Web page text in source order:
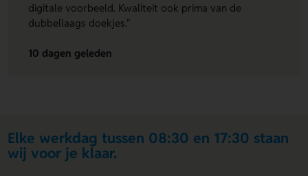
digitale voorbeeld. Kwaliteit ook prima van de
dubbellaags doekjes."
10 dagen geleden
Elke werkdag tussen 08:30 en 17:30 staan
wij voor je klaar.